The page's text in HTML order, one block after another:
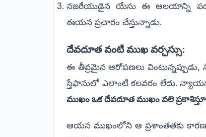
నజరేయుడైన యేసు ఈ ఆలయాన్ని
ఈయన ప్రచారం చేస్తున్నాడు.
దేవదూత వంటి ముఖ వర్చస్సు:
ఈ తీవ్రమైన ఆరోపణలు
స్తేఫానులో ఎలాంటి కలవరం లేదు.
ముఖం ఒక దేవదూత ముఖం వలె
ఆయన ముఖంలోని ఆ ప్రశాంతతకు